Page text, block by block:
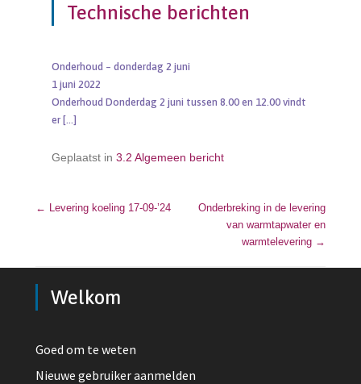
Technische berichten
Onderhoud – donderdag 2 juni
1 juni 2022
Onderhoud Donderdag 2 juni tussen 8.00 en 12.00 vindt
er […]
Geplaatst in 3.2 Algemeen bericht
Bericht navigatie
← Levering koeling 17-09-’24
Onderbreking in de levering
van warmtapwater en
warmtelevering →
Welkom
Goed om te weten
Nieuwe gebruiker aanmelden